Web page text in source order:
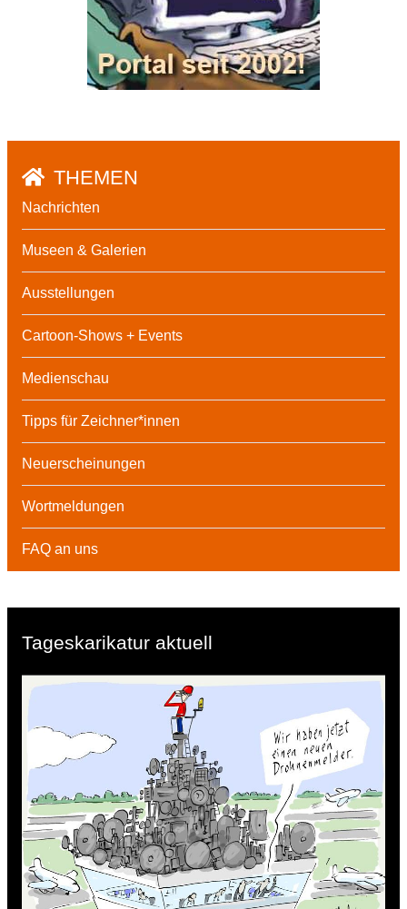
THEMEN
Nachrichten
Museen & Galerien
Ausstellungen
Cartoon-Shows + Events
Medienschau
Tipps für Zeichner*innen
Neuerscheinungen
Wortmeldungen
FAQ an uns
Tageskarikatur aktuell